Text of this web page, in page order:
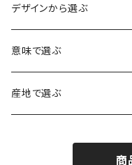
水晶（クォーツ）
アイリスクォーツ（虹入り水晶）
ヒマラヤ水晶
ローズクォーツ（紅水晶）
アメジスト（紫水晶）
デザインから選ぶ
龍彫刻（水晶）
龍彫刻（オニキス）
意味で選ぶ
魔除け・厄除け
産地で選ぶ
商